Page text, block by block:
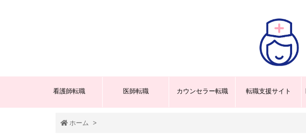
看護師転職 医師転職 カウンセラー転職 転職支援サイト
ホーム >